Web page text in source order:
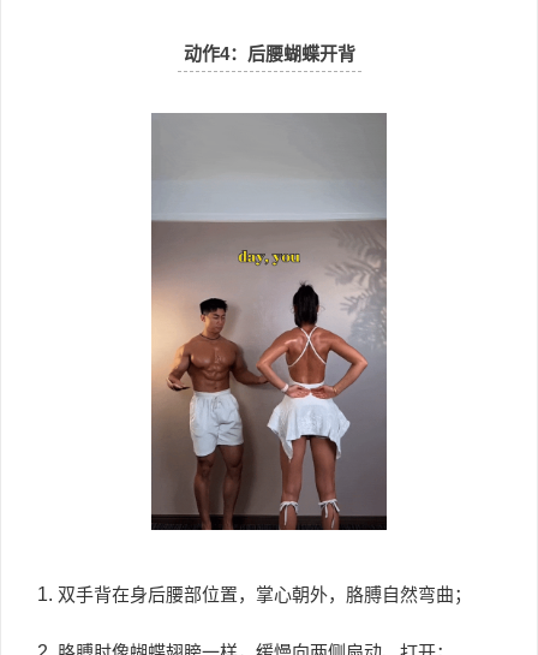
动作4： 后腰蝴蝶开背
双手背在身后腰部位置，掌心朝外，胳膊自然弯曲；